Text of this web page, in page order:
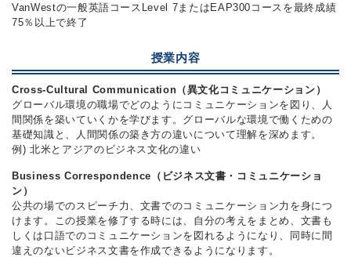
VanWestの一般英語コースLevel 7またはEAP300コースを最終成績
75％以上で終了
授業内容
Cross-Cultural Communication（異文化コミュニケーション）
グローバル環境の職場でどのようにコミュニケーションを図り、人
間関係を築いていくかを学びます。グローバルな環境で働くための
基礎知識と、人間関係の築き方の違いについて理解を深めます。
例) 北米とアジアのビジネス文化の違い
Business Correspondence（ビジネス文書・コミュニケーショ
ン）
公共の場でのスピーチ力、文書でのコミュニケーション力を身につ
けます。この授業を修了する時には、自分の考えをまとめ、文書も
しくは口語でのコミュニケーションを図れるようになり、同時に間
違えのないビジネス文書を作成できるようになります。